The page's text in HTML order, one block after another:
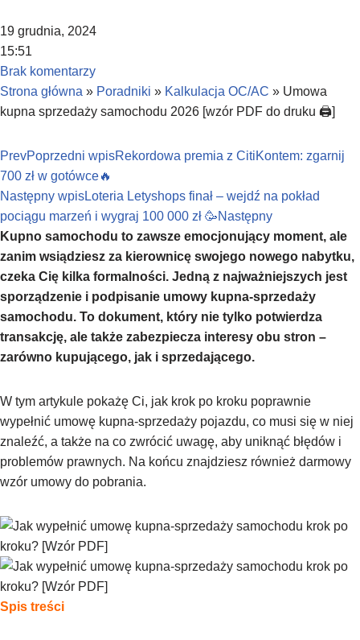
19 grudnia, 2024
15:51
Brak komentarzy
Strona główna » Poradniki » Kalkulacja OC/AC » Umowa
kupna sprzedaży samochodu 2026 [wzór PDF do druku 🖨️]
PrevPoprzedni wpisRekordowa premia z CitiKontem: zgarnij
700 zł w gotówce🔥
Następny wpisLoteria Letyshops finał – wejdź na pokład
pociągu marzeń i wygraj 100 000 zł 🥳Następny
Kupno samochodu to zawsze emocjonujący moment, ale
zanim wsiądziesz za kierownicę swojego nowego nabytku,
czeka Cię kilka formalności. Jedną z najważniejszych jest
sporządzenie i podpisanie umowy kupna-sprzedaży
samochodu. To dokument, który nie tylko potwierdza
transakcję, ale także zabezpiecza interesy obu stron –
zarówno kupującego, jak i sprzedającego.
W tym artykule pokażę Ci, jak krok po kroku poprawnie
wypełnić umowę kupna-sprzedaży pojazdu, co musi się w niej
znaleźć, a także na co zwrócić uwagę, aby uniknąć błędów i
problemów prawnych. Na końcu znajdziesz również darmowy
wzór umowy do pobrania.
Spis treści